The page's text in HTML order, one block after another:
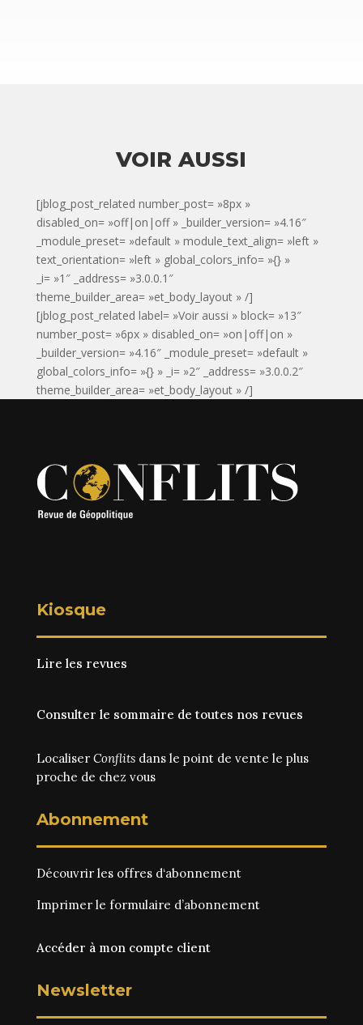
VOIR AUSSI
[jblog_post_related number_post= »8px »
disabled_on= »off|on|off » _builder_version= »4.16″
_module_preset= »default » module_text_align= »left »
text_orientation= »left » global_colors_info= »{} »
_i= »1″ _address= »3.0.0.1″
theme_builder_area= »et_body_layout » /]
[jblog_post_related label= »Voir aussi » block= »13″
number_post= »6px » disabled_on= »on|off|on »
_builder_version= »4.16″ _module_preset= »default »
global_colors_info= »{} » _i= »2″ _address= »3.0.0.2″
theme_builder_area= »et_body_layout » /]
Kiosque
Lire les revues
Consulter le sommaire de toutes nos revues
Localiser Conflitsdans le point de vente le plus
proche de chez vous
Abonnement
Découvrir les offres d‘abonnement
Imprimer le formulaire d’abonnement
Accéder à mon compte client
Newsletter